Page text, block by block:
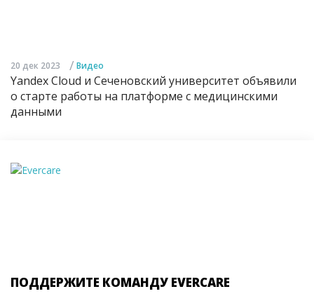
20 дек 2023 / Видео
Yandex Cloud и Сеченовский университет объявили
о старте работы на платформе с медицинскими
данными
ПОДДЕРЖИТЕ КОМАНДУ EVERCARE